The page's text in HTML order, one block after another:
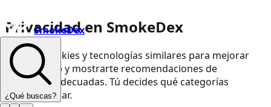
Privacidad en SmokeDex
Usamos cookies y tecnologías similares para mejorar
nuestra web y mostrarte recomendaciones de
productos adecuadas. Tú decides qué categorías
podemos usar.
SmokeDex
¿Qué buscas?